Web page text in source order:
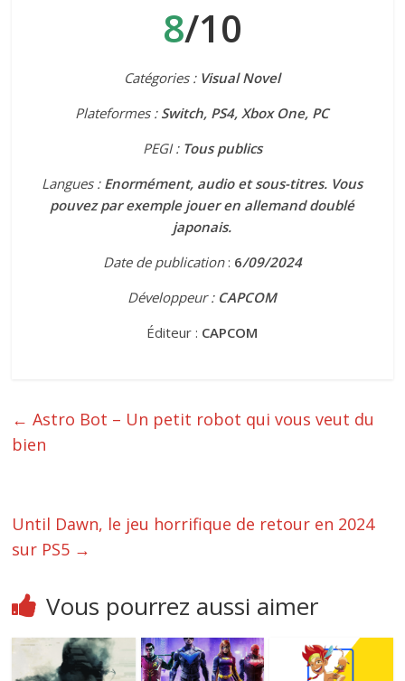
8/10
Catégories : Visual Novel
Plateformes : Switch, PS4, Xbox One, PC
PEGI : Tous publics
Langues : Enormément, audio et sous-titres. Vous
pouvez par exemple jouer en allemand doublé
japonais.
Date de publication: 6/09/2024
Développeur: CAPCOM
Éditeur : CAPCOM
← Astro Bot – Un petit robot qui vous veut du
bien
Until Dawn, le jeu horrifique de retour en 2024
sur PS5 →
Vous pourrez aussi aimer